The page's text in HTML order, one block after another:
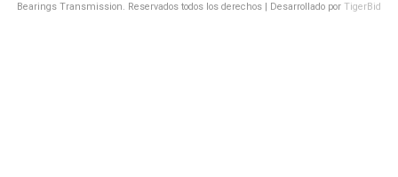
Bearings Transmission. Reservados todos los derechos | Desarrollado por TigerBid